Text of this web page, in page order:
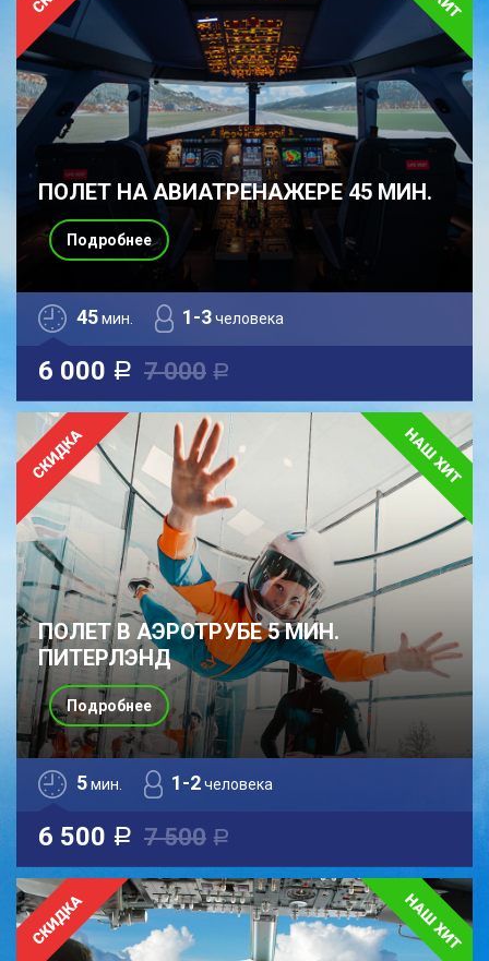
ПОЛЕТ НА АВИАТРЕНАЖЕРЕ 45 МИН.
45мин. 1-3человека
6 000 a 7 000 a
Подробнее
ПОЛЕТ В АЭРОТРУБЕ 5 МИН.
ПИТЕРЛЭНД
5мин. 1-2человека
6 500 a 7 500 a
Подробнее